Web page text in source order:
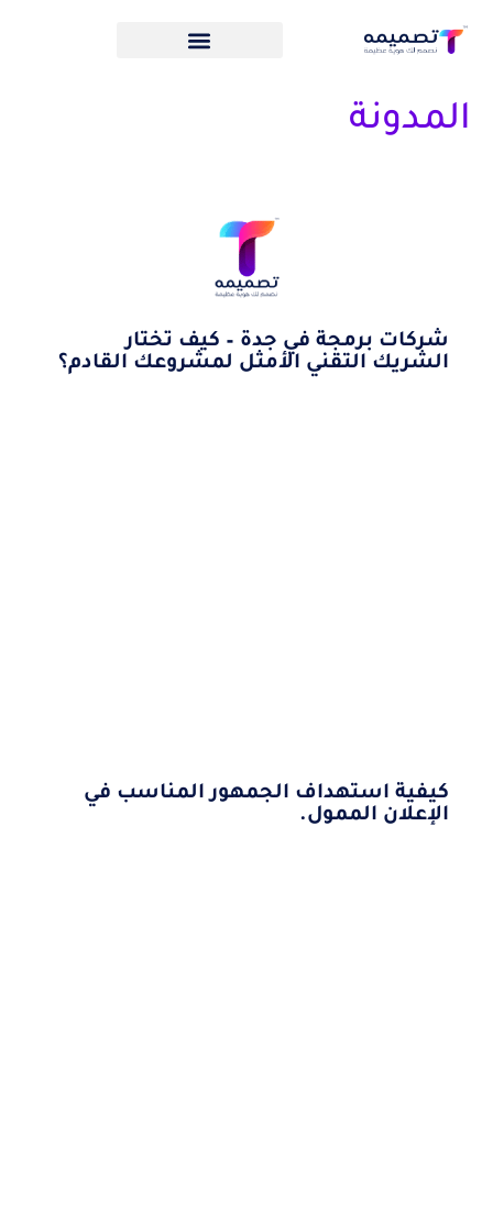
المدونة
شركات برمجة في جدة – كيف تختار
الشريك التقني الأمثل لمشروعك القادم؟
كيفية استهداف الجمهور المناسب في
الإعلان الممول.